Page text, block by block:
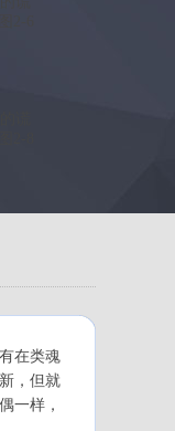
曹的谎
游戏故
在类魂
，但就
一样，